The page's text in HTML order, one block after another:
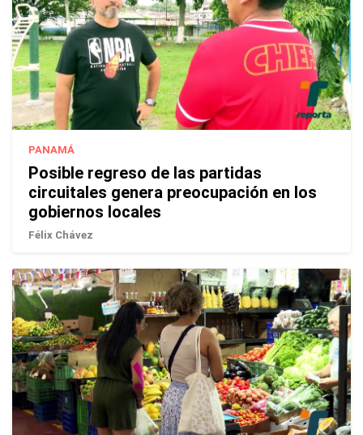
PANAMÁ
Posible regreso de las partidas
circuitales genera preocupación en los
gobiernos locales
Félix Chávez